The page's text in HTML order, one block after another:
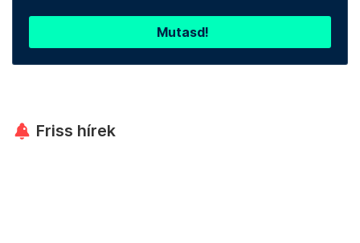
Mutasd!
Friss hírek